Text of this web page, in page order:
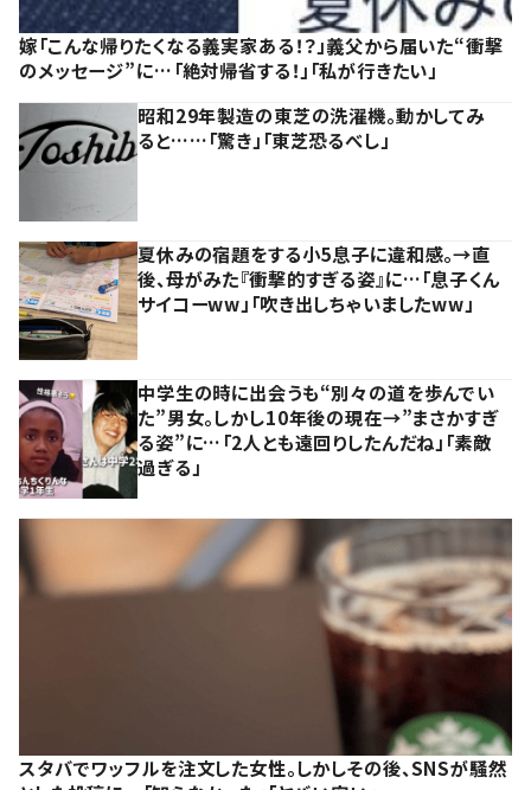
嫁「こんな帰りたくなる義実家ある！？」義父から届いた“衝撃
のメッセージ”に…「絶対帰省する！」「私が行きたい」
昭和29年製造の東芝の洗濯機。動かしてみ
ると……「驚き」「東芝恐るべし」
夏休みの宿題をする小5息子に違和感。→直
後、母がみた『衝撃的すぎる姿』に…「息子くん
サイコーww」「吹き出しちゃいましたww」
中学生の時に出会うも“別々の道を歩んでい
た”男女。しかし10年後の現在→”まさかすぎ
る姿”に…「2人とも遠回りしたんだね」「素敵
過ぎる」
スタバでワッフルを注文した女性。しかしその後、SNSが騒然